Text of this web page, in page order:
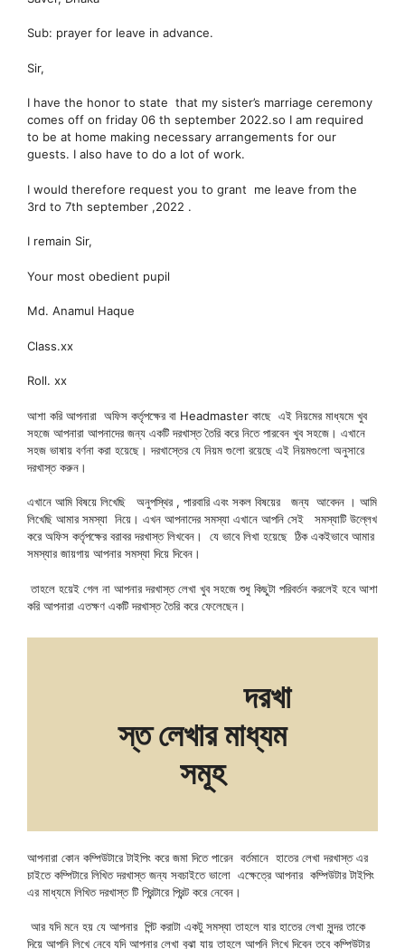
Sub: prayer for leave in advance.
Sir,
I have the honor to state that my sister’s marriage ceremony
comes off on friday 06 th september 2022.so I am required
to be at home making necessary arrangements for our
guests. I also have to do a lot of work.
I would therefore request you to grant me leave from the
3rd to 7th september ,2022 .
I remain Sir,
Your most obedient pupil
Md. Anamul Haque
Class.xx
Roll. xx
আশা করি আপনারা অফিস কর্তৃপক্ষের বা Headmaster কাছে এই নিয়মের মাধ্যমে খুব
সহজে আপনারা আপনাদের জন্য একটি দরখাস্ত তৈরি করে নিতে পারবেন খুব সহজে। এখানে
সহজ ভাষায় বর্ণনা করা হয়েছে। দরখাস্তের যে নিয়ম গুলো রয়েছে এই নিয়মগুলো অনুসারে
দরখাস্ত করুন।
এখানে আমি বিষয়ে লিখেছি অনুপস্থির , পারবারি এবং সকল বিষয়ের জন্য আবেদন । আমি
লিখেছি আমার সমস্যা নিয়ে। এখন আপনাদের সমস্যা এখানে আপনি সেই সমস্যাটি উল্লেখ
করে অফিস কর্তৃপক্ষের বরাবর দরখাস্ত লিখবেন। যে ভাবে লিখা হয়েছে ঠিক একইভাবে আমার
সমস্যার জায়গায় আপনার সমস্যা দিয়ে দিবেন।
তাহলে হয়েই গেল না আপনার দরখাস্ত লেখা খুব সহজে শুধু কিছুটা পরিবর্তন করলেই হবে আশা
করি আপনারা এতক্ষণ একটি দরখাস্ত তৈরি করে ফেলেছেন।
দরখা
স্ত লেখার মাধ্যম
সমূহ
আপনারা কোন কম্পিউটারে টাইপিং করে জমা দিতে পারেন বর্তমানে হাতের লেখা দরখাস্ত এর
চাইতে কম্পিটারে লিখিত দরখাস্ত জন্য সবচাইতে ভালো এক্ষেত্রে আপনার কম্পিউটার টাইপিং
এর মাধ্যমে লিখিত দরখাস্ত টি প্রিন্টারে প্রিন্ট করে নেবেন।
আর যদি মনে হয় যে আপনার পিন্ট করাটা একটু সমস্যা তাহলে যার হাতের লেখা সুন্দর তাকে
দিয়ে আপনি লিখে নেবে যদি আপনার লেখা বুঝা যায় তাহলে আপনি লিখে দিবেন তবে কম্পিউটার